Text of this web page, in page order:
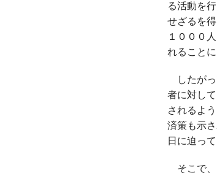
る活動を
せざるを
１０００
れること
したが
者に対し
されるよ
済策も示
日に迫って
そこで